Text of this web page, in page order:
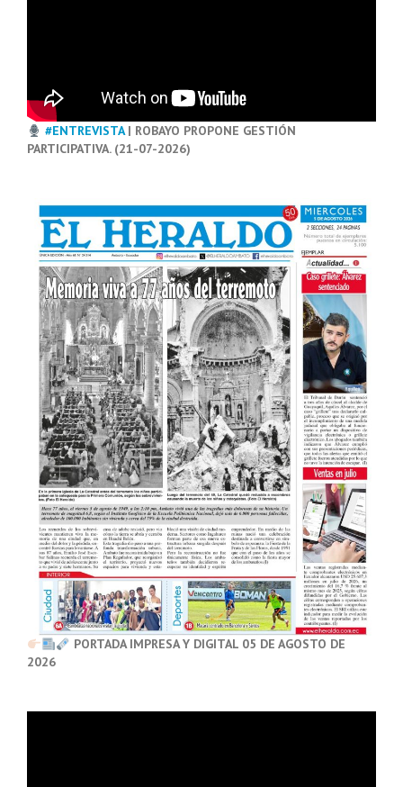
#ENTREVISTA| ROBAYO PROPONE GESTIÓN
PARTICIPATIVA. (21-07-2026)
PORTADA IMPRESA Y DIGITAL 05 DE AGOSTO DE
2026